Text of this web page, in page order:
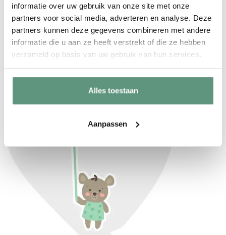
informatie over uw gebruik van onze site met onze
partners voor social media, adverteren en analyse. Deze
partners kunnen deze gegevens combineren met andere
informatie die u aan ze heeft verstrekt of die ze hebben
verzameld op basis van uw gebruik van hun services.
Alles toestaan
Aanpassen
geboortesticker nog niet helemaal recht
hangt
Geen vervelende lijmrestenals je de
raamsticker verwijdert